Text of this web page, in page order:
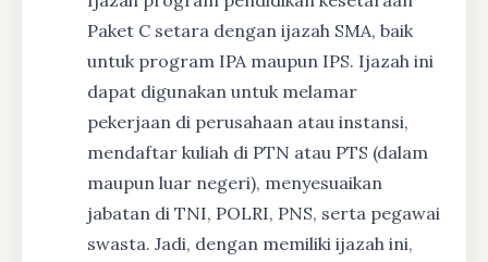
Paket C setara dengan ijazah SMA, baik
untuk program IPA maupun IPS. Ijazah ini
dapat digunakan untuk melamar
pekerjaan di perusahaan atau instansi,
mendaftar kuliah di PTN atau PTS (dalam
maupun luar negeri), menyesuaikan
jabatan di TNI, POLRI, PNS, serta pegawai
swasta. Jadi, dengan memiliki ijazah ini,